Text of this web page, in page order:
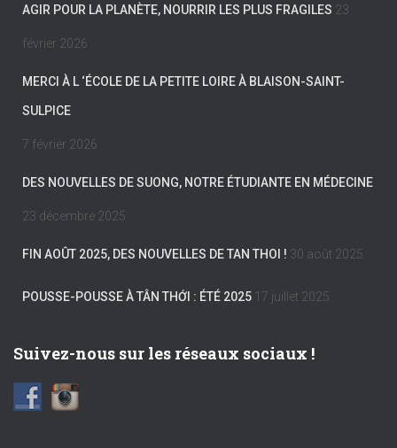
AGIR POUR LA PLANÈTE, NOURRIR LES PLUS FRAGILES 23
février 2026
MERCI À L ‘ÉCOLE DE LA PETITE LOIRE À BLAISON-SAINT-
SULPICE
7 février 2026
DES NOUVELLES DE SUONG, NOTRE ÉTUDIANTE EN MÉDECINE
23 décembre 2025
FIN AOÛT 2025, DES NOUVELLES DE TAN THOI ! 30 août 2025
POUSSE-POUSSE À TÂN THỚI : ÉTÉ 2025 17 juillet 2025
Suivez-nous sur les réseaux sociaux !